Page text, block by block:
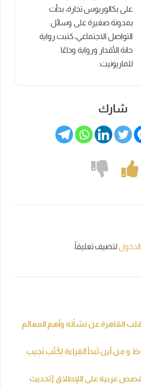
على بكالوريوس تجارة، بدأت
بمدونة صغيرة على وسائل
التواصل الاجتماعي، كتبت رواية
حانة الأقدار ورواية وداعًا
للماريونيت.
شارك
لتضيف تعليقاً.
القاهرة عن نشأته وأهم المعالم
مِن أين تَبدأ القِراءة لِكُتُب نَجِيب
وقصص عربية على اللإطلاق [تحديث